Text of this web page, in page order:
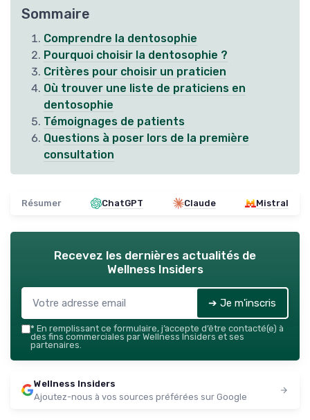
Sommaire
Comprendre la dentosophie
Pourquoi choisir la dentosophie ?
Critères pour choisir un praticien
Où trouver une liste de praticiens en
dentosophie
Témoignages de patients
Questions à poser lors de la première
consultation
Résumer ChatGPT Claude Mistral
Recevez les dernières actualités de
Wellness Insiders
➔ Je m'inscris
* En remplissant ce formulaire, j’accepte d’être contacté(e) à
des fins commerciales par Wellness Insiders et ses
partenaires.
Wellness Insiders
Ajoutez-nous à vos sources préférées sur Google